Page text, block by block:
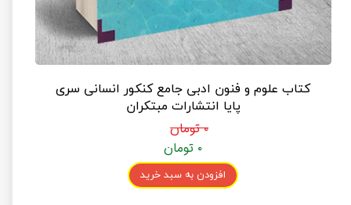
کتاب علوم و فنون ادبی جامع کنکور انسانی سری
پایا انتشارات مبتکران
۰ تومان
۰ تومان
افزودن به سبد خرید